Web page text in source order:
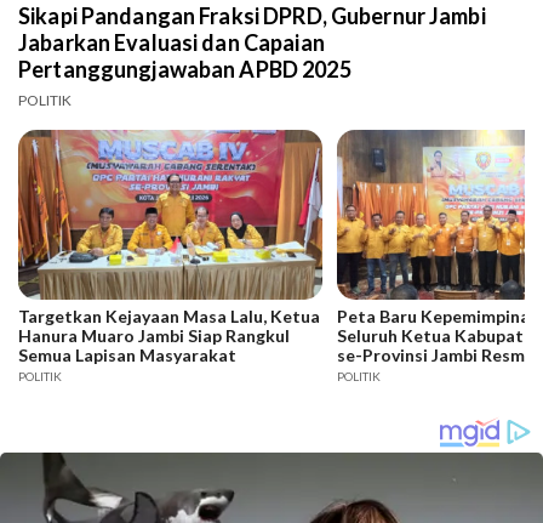
Sikapi Pandangan Fraksi DPRD, Gubernur Jambi
Jabarkan Evaluasi dan Capaian
Pertanggungjawaban APBD 2025
POLITIK
Targetkan Kejayaan Masa Lalu, Ketua
Hanura Muaro Jambi Siap Rangkul
Semua Lapisan Masyarakat
POLITIK
Peta Baru Kepemimpinan
Seluruh Ketua
se-Provinsi Jambi Resmi
POLITIK